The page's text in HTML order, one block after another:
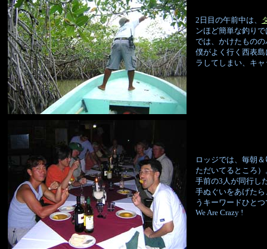
2日目の午前中は、
ンほど簡単な釣り
では、かけたもの
僕がよく行く西表
ラしてしまい、キ
ロッジでは、毎朝
ただいてるところ）
手前の3人が同行し
手ぬぐいをあげた
うキーワードひと
We Are Crazy !